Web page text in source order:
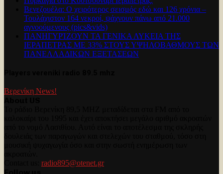
Βενεζουέλα: Ο χειρότερος σεισμός εδώ και 126 χρόνια –
Τουλάχιστον 164 νεκροί, ψάχνουν πάνω από 21.000
αγνοούμενους (pics&vids)
ΠΑΝΗΓΥΡΊΖΟΥΝ ΤΑ ΓΕΝΙΚΑ ΛΥΚΕΙΑ ΤΗΣ
ΙΕΡΑΠΕΤΡΑΣ ΜΕ 33% ΣΤΟΥΣ ΥΨΗΛΟΒΑΘΜΟΥΣ ΤΩΝ
ΠΑΝΕΛΛΑΔΙΚΩΝ ΕΞΕΤΑΣΕΩΝ
Βερενίκη News!
radio895@otenet.gr